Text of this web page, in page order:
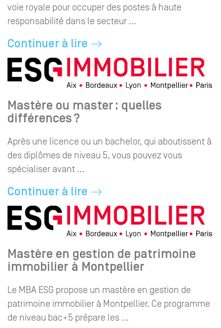
voie royale pour occuper des postes à haute
responsabilité dans le secteur ...
Continuer à lire
Mastère ou master : quelles
différences ?
Après une licence ou un bachelor, qui aboutissent à
des diplômes de niveau 5, vous pouvez vous
spécialiser avant ...
Continuer à lire
Mastère en gestion de patrimoine
immobilier à Montpellier
Le MBA ESG propose un mastère en gestion de
patrimoine immobilier à Montpellier. Ce programme
de niveau bac+5 prépare les ...